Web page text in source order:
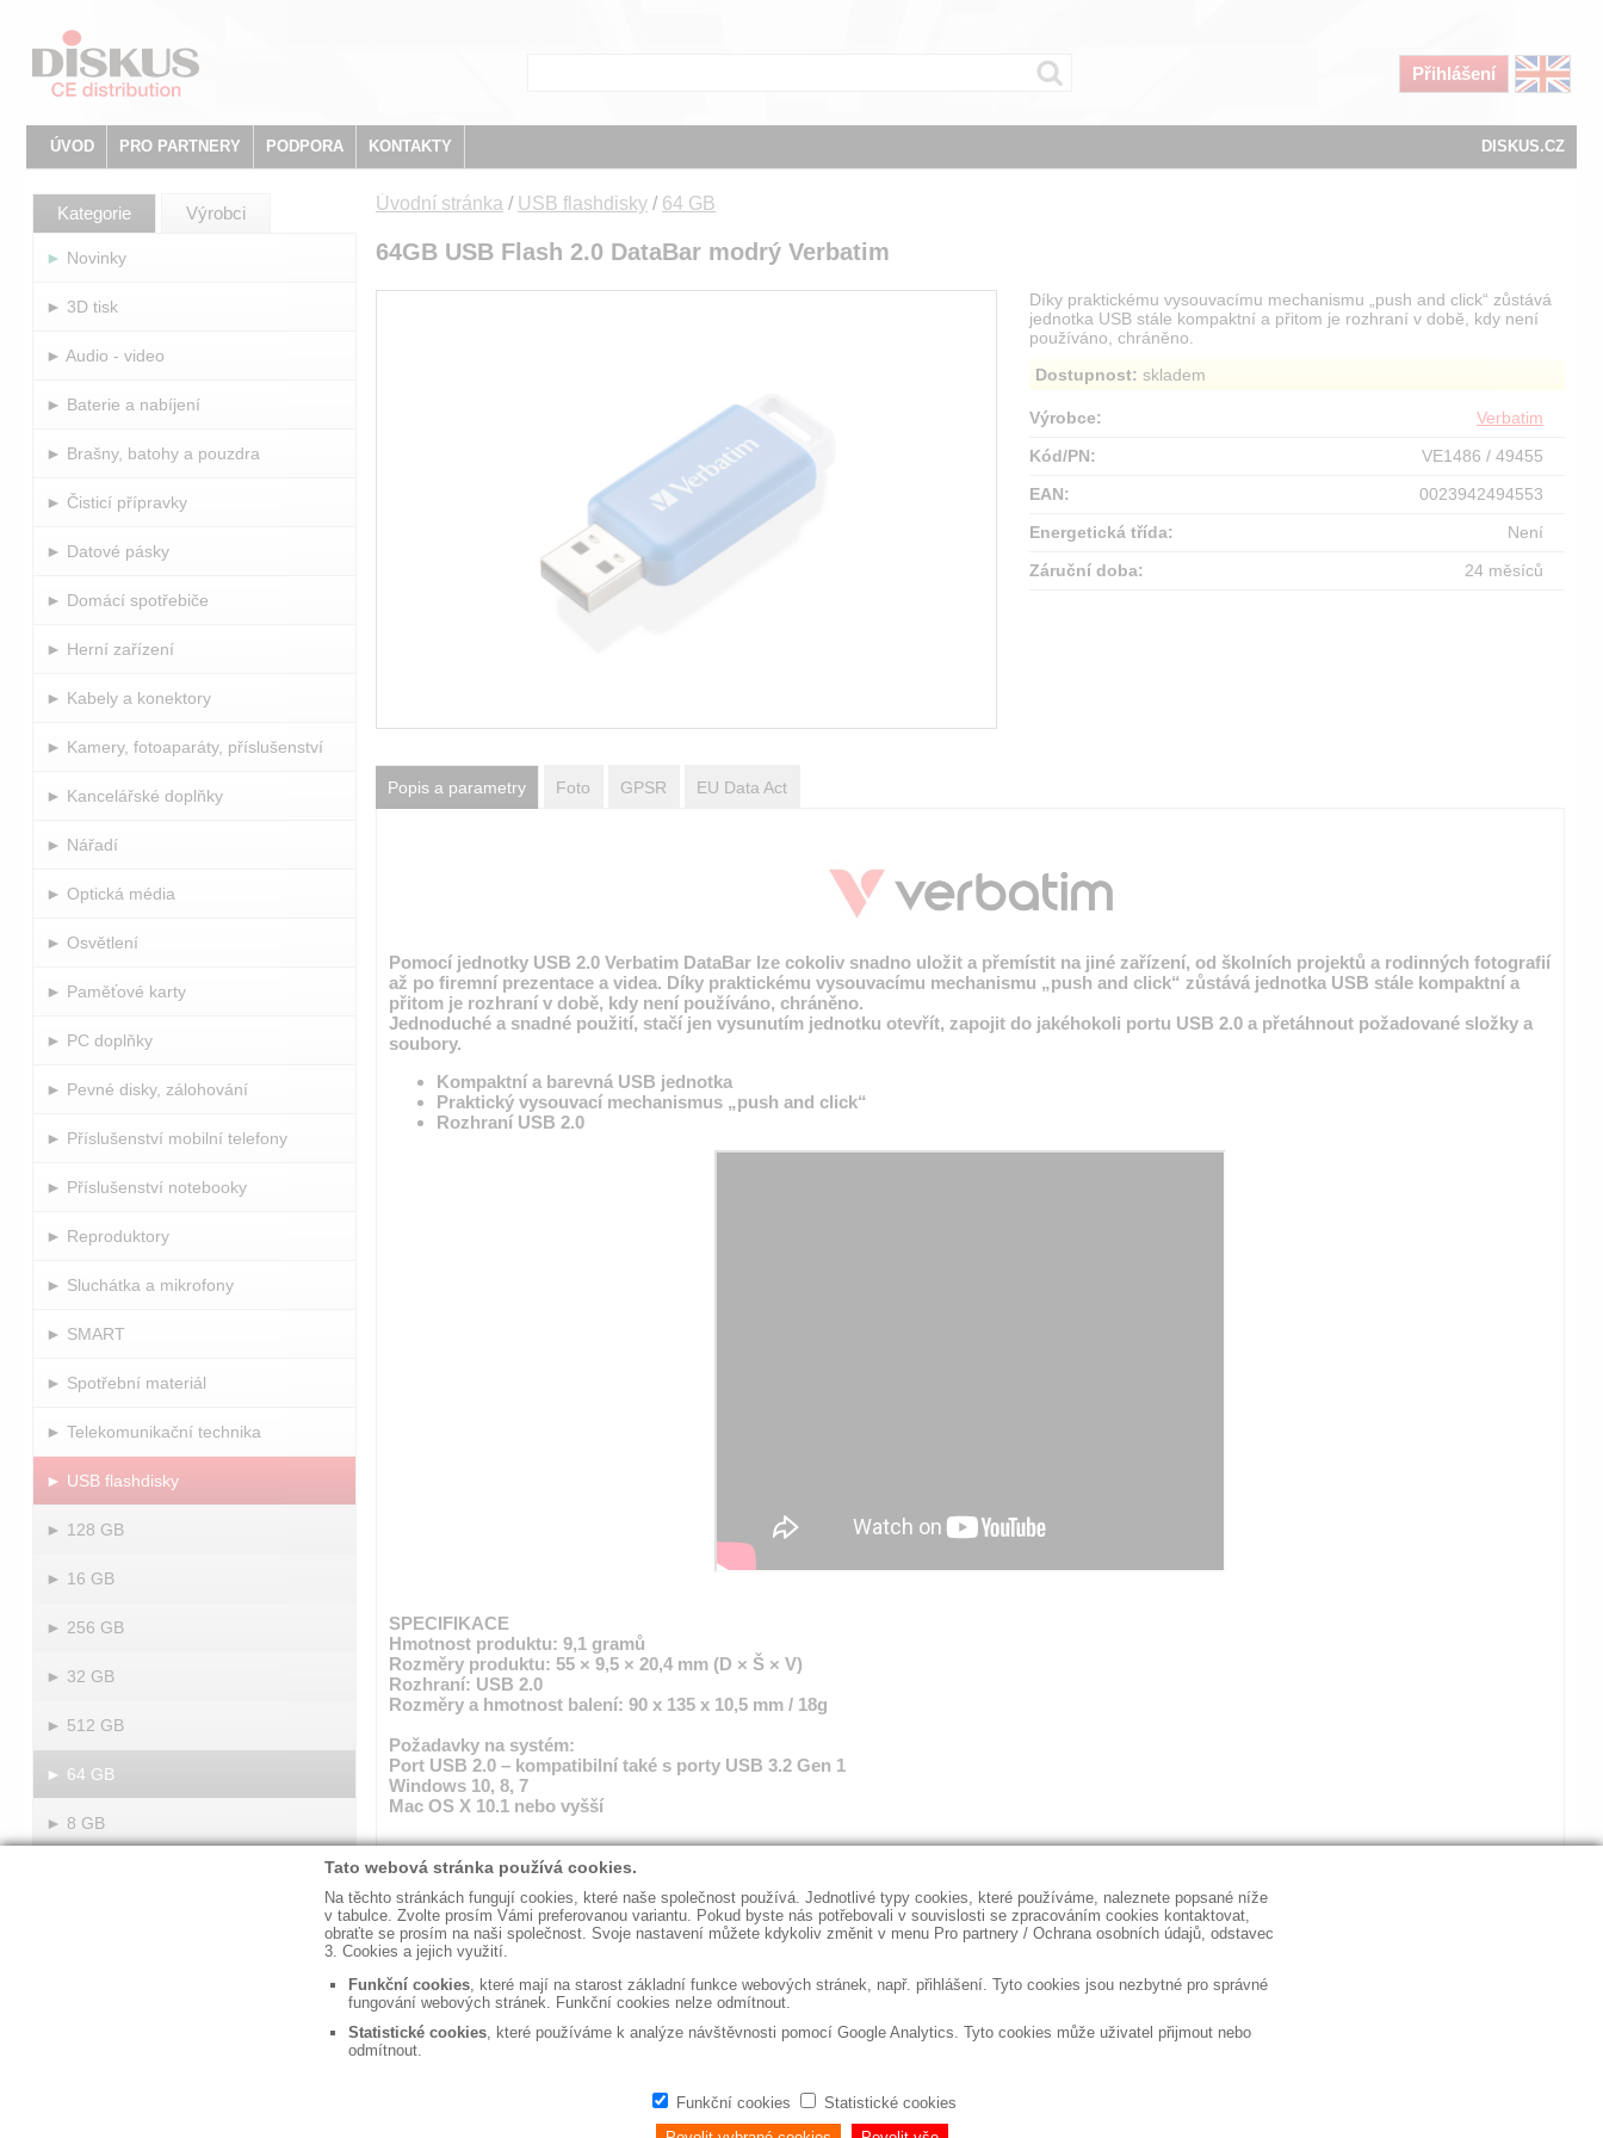
Přihlášení
ÚVOD PRO PARTNERY PODPORA KONTAKTY DISKUS.CZ
Kategorie Výrobci
► Novinky
► 3D tisk
► Audio - video
► Baterie a nabíjení
► Brašny, batohy a pouzdra
► Čisticí přípravky
► Datové pásky
► Domácí spotřebiče
► Herní zařízení
► Kabely a konektory
► Kamery, fotoaparáty, příslušenství
► Kancelářské doplňky
► Nářadí
► Optická média
► Osvětlení
► Paměťové karty
► PC doplňky
► Pevné disky, zálohování
► Příslušenství mobilní telefony
► Příslušenství notebooky
► Reproduktory
► Sluchátka a mikrofony
► SMART
► Spotřební materiál
► Telekomunikační technika
► USB flashdisky
► 128 GB
► 16 GB
► 256 GB
► 32 GB
► 512 GB
► 64 GB
► 8 GB
Úvodní stránka / USB flashdisky / 64 GB
64GB USB Flash 2.0 DataBar modrý Verbatim
Díky praktickému vysouvacímu mechanismu „push and click“ zůstává
jednotka USB stále kompaktní a přitom je rozhraní v době, kdy není
používáno, chráněno.
Dostupnost: skladem
Výrobce:
Verbatim
Kód/PN:
VE1486 / 49455
EAN:
0023942494553
Energetická třída:
Není
Záruční doba:
24 měsíců
Popis a parametry Foto GPSR EU Data Act
Pomocí jednotky USB 2.0 Verbatim DataBar lze cokoliv snadno uložit a přemístit na jiné zařízení, od školních projektů a rodinných fotografií
až po firemní prezentace a videa. Díky praktickému vysouvacímu mechanismu „push and click“ zůstává jednotka USB stále kompaktní a
přitom je rozhraní v době, kdy není používáno, chráněno.
Jednoduché a snadné použití, stačí jen vysunutím jednotku otevřít, zapojit do jakéhokoli portu USB 2.0 a přetáhnout požadované složky a
soubory.
Kompaktní a barevná USB jednotka
Praktický vysouvací mechanismus „push and click“
Rozhraní USB 2.0
SPECIFIKACE
Hmotnost produktu: 9,1 gramů
Rozměry produktu: 55 × 9,5 × 20,4 mm (D × Š × V)
Rozhraní: USB 2.0
Rozměry a hmotnost balení: 90 x 135 x 10,5 mm / 18g
Požadavky na systém:
Port USB 2.0 – kompatibilní také s porty USB 3.2 Gen 1
Windows 10, 8, 7
Mac OS X 10.1 nebo vyšší
Obsah balení:
Jednotka USB Verbatim DataBar